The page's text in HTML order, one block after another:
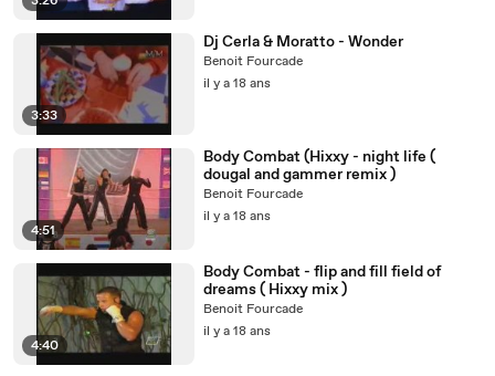
3:33
Dj Cerla & Moratto - Wonder
Benoit Fourcade
il y a 18 ans
4:51
Body Combat (Hixxy - night life (
dougal and gammer remix )
Benoit Fourcade
il y a 18 ans
4:40
Body Combat - flip and fill field of
dreams ( Hixxy mix )
Benoit Fourcade
il y a 18 ans